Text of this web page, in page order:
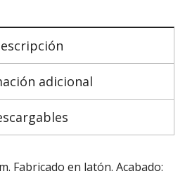
adicional
Fabricado en latón. Acabado: